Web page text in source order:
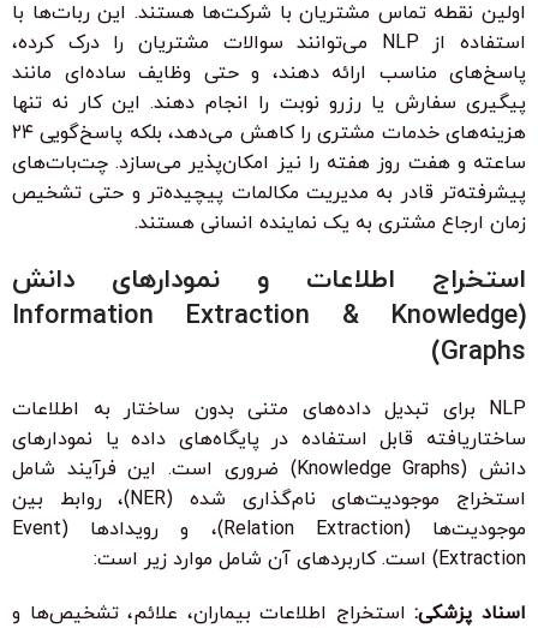
اولین نقطه تماس مشتریان با شرکت‌ها هستند. این ربات‌ها با
استفاده از NLP می‌توانند سوالات مشتریان را درک کرده،
پاسخ‌های مناسب ارائه دهند، و حتی وظایف ساده‌ای مانند
پیگیری سفارش یا رزرو نوبت را انجام دهند. این کار نه تنها
هزینه‌های خدمات مشتری را کاهش می‌دهد، بلکه پاسخ‌گویی ۲۴
ساعته و هفت روز هفته را نیز امکان‌پذیر می‌سازد. چت‌بات‌های
پیشرفته‌تر قادر به مدیریت مکالمات پیچیده‌تر و حتی تشخیص
زمان ارجاع مشتری به یک نماینده انسانی هستند.
استخراج اطلاعات و نمودارهای دانش
(Information Extraction & Knowledge
Graphs)
NLP برای تبدیل داده‌های متنی بدون ساختار به اطلاعات
ساختاریافته قابل استفاده در پایگاه‌های داده یا نمودارهای
دانش (Knowledge Graphs) ضروری است. این فرآیند شامل
استخراج موجودیت‌های نام‌گذاری شده (NER)، روابط بین
موجودیت‌ها (Relation Extraction)، و رویدادها (Event
Extraction) است. کاربردهای آن شامل موارد زیر است:
اسناد پزشکی:استخراج اطلاعات بیماران، علائم، تشخیص‌ها و